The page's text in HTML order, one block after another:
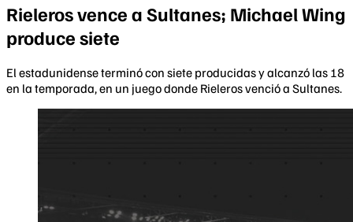
Rieleros vence a Sultanes; Michael Wing
produce siete
El estadunidense terminó con siete producidas y alcanzó las 18
en la temporada, en un juego donde Rieleros venció a Sultanes.